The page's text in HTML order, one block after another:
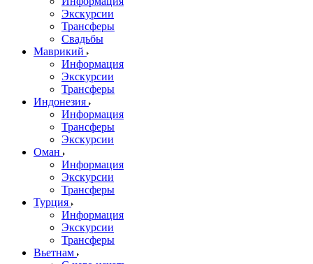
Экскурсии
Трансферы
Свадьбы
Маврикий
Информация
Экскурсии
Трансферы
Индонезия
Информация
Трансферы
Экскурсии
Оман
Информация
Экскурсии
Трансферы
Турция
Информация
Экскурсии
Трансферы
Вьетнам